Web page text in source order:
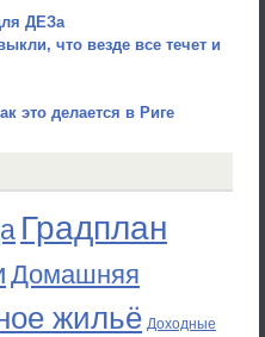
ДЕЗа
что везде все течет и
это делается в Риге
Градплан
Домашняя
жильё Доходные